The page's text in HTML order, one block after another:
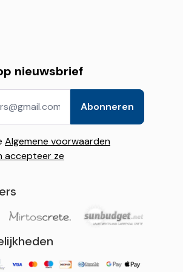
nieuwsbrief
Abonneren
Algemene voorwaarden
accepteer ze